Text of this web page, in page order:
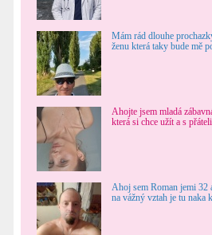
Mám rád dlouhe
ženu která taky bude mě
Ahojte jsem mladá
která si chce užít a s
Ahoj sem Roman jemi 32
na vážný vztah je tu naka